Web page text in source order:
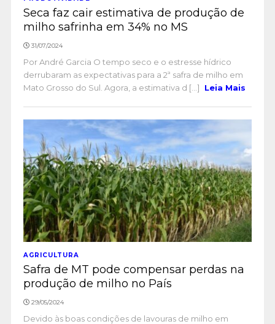
Seca faz cair estimativa de produção de
milho safrinha em 34% no MS
31/07/2024
Por André Garcia O tempo seco e o estresse hídrico
derrubaram as expectativas para a 2ª safra de milho em
Mato Grosso do Sul. Agora, a estimativa d [...]
Leia Mais
AGRICULTURA
Safra de MT pode compensar perdas na
produção de milho no País
29/05/2024
Devido às boas condições de lavouras de milho em